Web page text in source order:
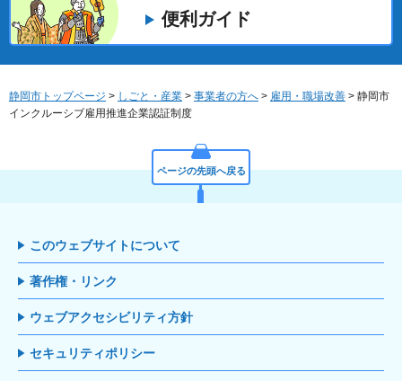
便利ガイド
静岡市トップページ > しごと・産業 > 事業者の方へ > 雇用・職場改善 > 静岡市
インクルーシブ雇用推進企業認証制度
ページの先頭へ戻る
このウェブサイトについて
著作権・リンク
ウェブアクセシビリティ方針
セキュリティポリシー